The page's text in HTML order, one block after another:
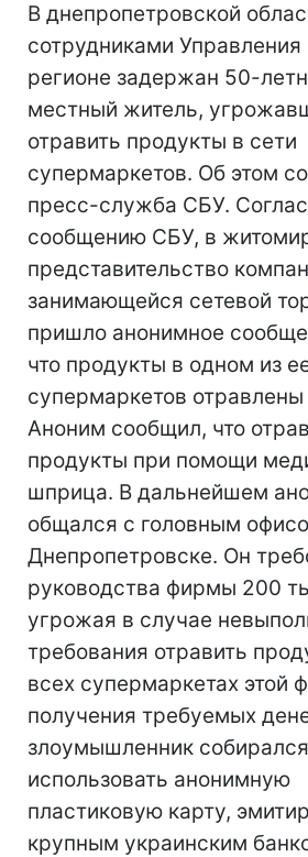
В днепропетровской
сотрудниками
регионе задержан 50-
местный житель,
отравить продукты в сети
супермаркетов. Об этом
пресс-служба СБУ.
сообщению СБУ, в
представительство
занимающейся сетевой
пришло анонимное
что продукты в одном из
супермаркетов
Аноним сообщил, что
продукты при помощи
шприца. В дальнейшем
общался с головным
Днепропетровске. Он
руководства фирмы 200
угрожая в случае
требования отравить
всех супермаркетах этой
получения требуемых
злоумышленник собирался
использовать анонимную
пластиковую карту,
крупным украинским